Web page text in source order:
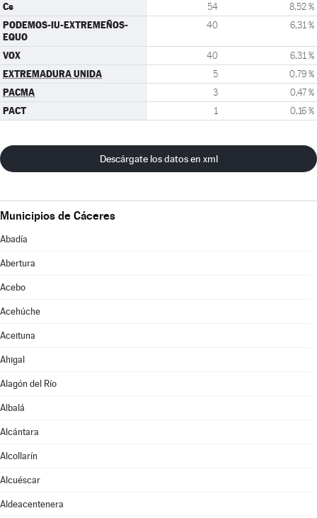
Cs 54 8,52 %
PODEMOS-IU-EXTREMEÑOS-
EQUO
40 6,31 %
VOX 40 6,31 %
EXTREMADURA UNIDA 5 0,79 %
PACMA 3 0,47 %
PACT 1 0,16 %
Descárgate los datos en xml
Municipios de Cáceres
Abadía
Abertura
Acebo
Acehúche
Aceituna
Ahigal
Alagón del Río
Albalá
Alcántara
Alcollarín
Alcuéscar
Aldeacentenera